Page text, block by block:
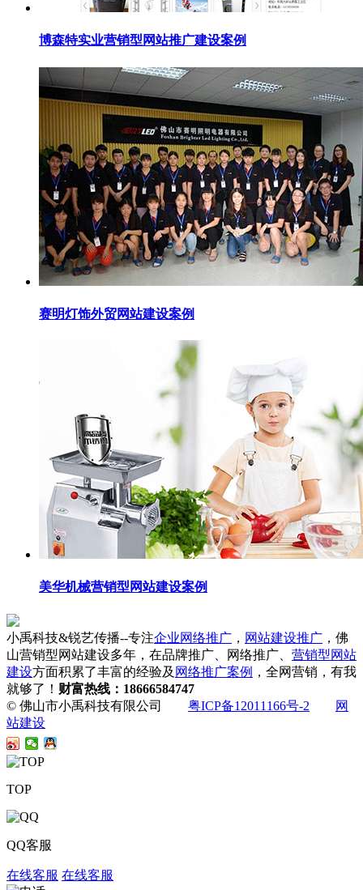
博森特实业营销型网站推广建设案例
赛明灯饰外贸网站建设案例
美华机械营销型网站建设案例
小禹科技&锐艺传播--专注企业网络推广 ， 网站建设推广 ，佛
山营销型网站建设多年，在品牌推广、网络推广、 营销型网站
建设方面积累了丰富的经验及 网络推广案例 ，全网营销，有我
就够了！ 财富热线：18666584747
© 佛山市小禹科技有限公司 粤ICP备12011166号-2
网
站建设
TOP
QQ客服
在线客服 在线客服